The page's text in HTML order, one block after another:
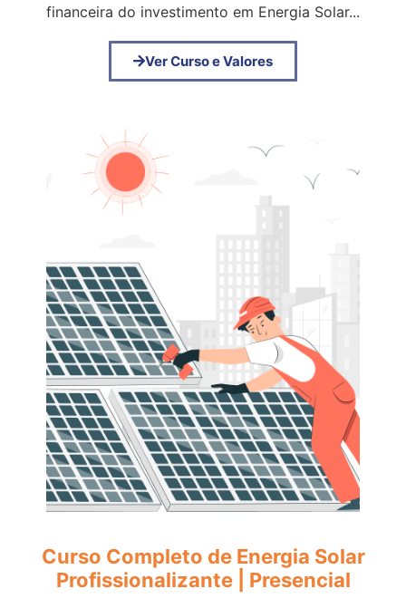
financeira do investimento em Energia Solar...
Ver Curso e Valores
Curso Completo de Energia Solar
Profissionalizante | Presencial